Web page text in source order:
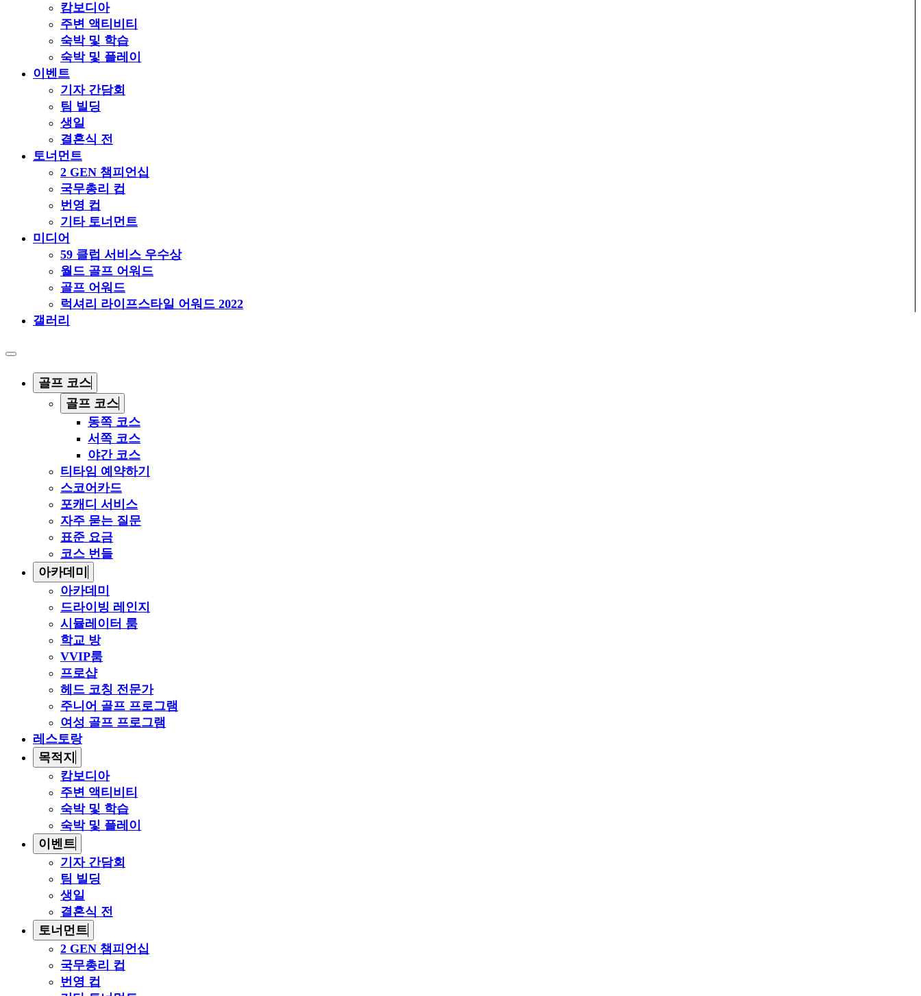
캄보디아
주변 액티비티
숙박 및 학습
숙박 및 플레이
이벤트
기자 간담회
팀 빌딩
생일
결혼식 전
토너먼트
2 GEN 챔피언십
국무총리 컵
번영 컵
기타 토너먼트
미디어
59 클럽 서비스 우수상
월드 골프 어워드
골프 어워드
럭셔리 라이프스타일 어워드 2022
갤러리
골프 코스
골프 코스
동쪽 코스
서쪽 코스
야간 코스
티타임 예약하기
스코어카드
포캐디 서비스
자주 묻는 질문
표준 요금
코스 번들
아카데미
아카데미
드라이빙 레인지
시뮬레이터 룸
학교 방
VVIP룸
프로샵
헤드 코칭 전문가
주니어 골프 프로그램
여성 골프 프로그램
레스토랑
목적지
캄보디아
주변 액티비티
숙박 및 학습
숙박 및 플레이
이벤트
기자 간담회
팀 빌딩
생일
결혼식 전
토너먼트
2 GEN 챔피언십
국무총리 컵
번영 컵